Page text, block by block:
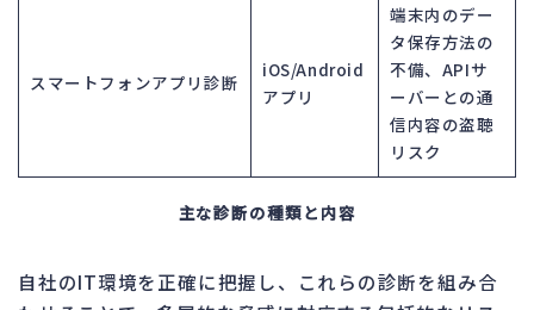
スマートフォンアプリ診断
iOS/Android
アプリ
端末内のデー
タ保存方法の
不備、APIサ
ーバーとの通
信内容の盗聴
リスク
主な診断の種類と内容
自社のIT環境を正確に把握し、これらの診断を組み合